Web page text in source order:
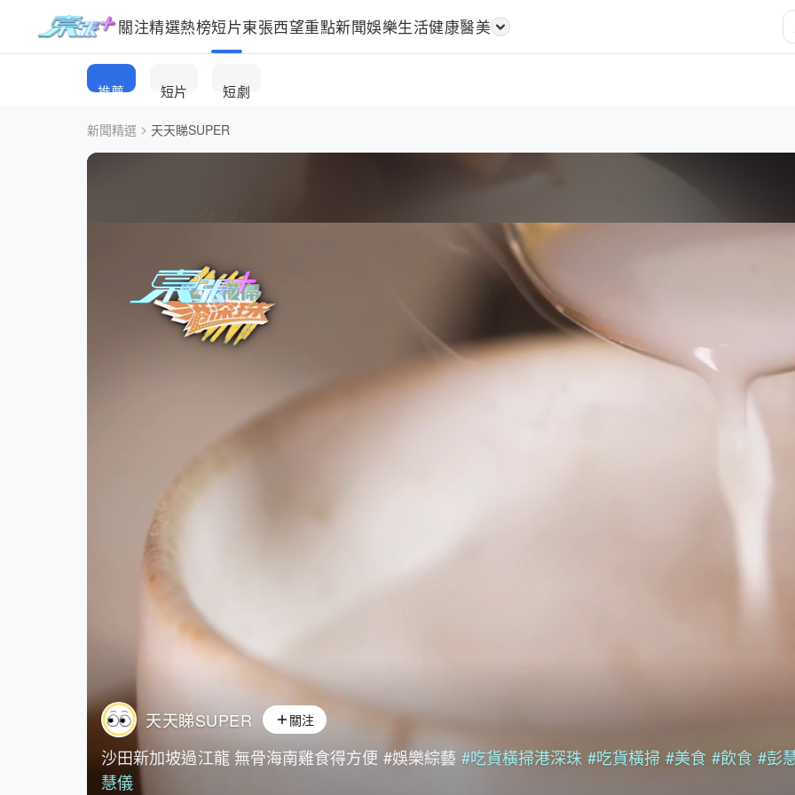
關注精選熱榜短片東張西望重點新聞娛樂生活健康醫美
推薦 短片 短劇
新聞精選 > 天天睇SUPER
天天睇SUPER 關注
沙田新加坡過江龍 無骨海南雞食得方便 #娛樂綜藝 #吃貨橫掃港深珠 #吃貨橫掃 #美食 #飲食 #彭
慧儀